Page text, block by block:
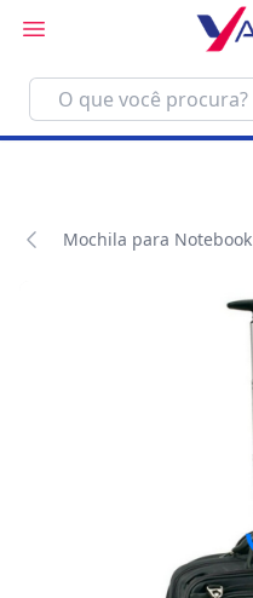
Mochila para Notebook